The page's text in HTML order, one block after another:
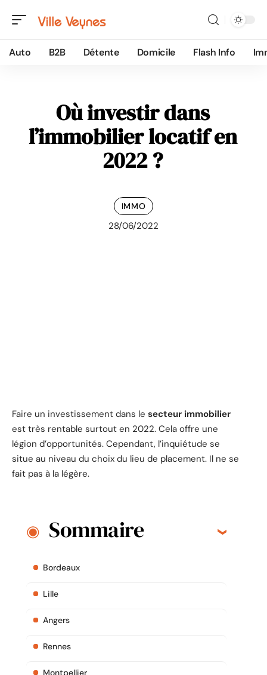
Auto B2B Détente Domicile Flash Info
Où investir dans
l’immobilier locatif en
2022 ?
IMMO
28/06/2022
Faire un investissement dans le secteur immobilier
est très rentable surtout en 2022. Cela offre une
légion d’opportunités. Cependant, l’inquiétude se
situe au niveau du choix du lieu de placement. Il ne se
fait pas à la légère.
Sommaire
Bordeaux
Lille
Angers
Rennes
Montpellier